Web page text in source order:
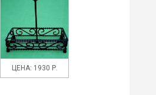
ЦЕНА: 1930 Р.